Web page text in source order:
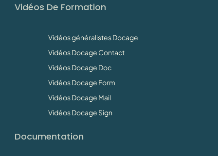
Vidéos De Formation
Vidéos généralistes Docage
Vidéos Docage Contact
Vidéos Docage Doc
Vidéos Docage Form
Vidéos Docage Mail
Vidéos Docage Sign
Documentation